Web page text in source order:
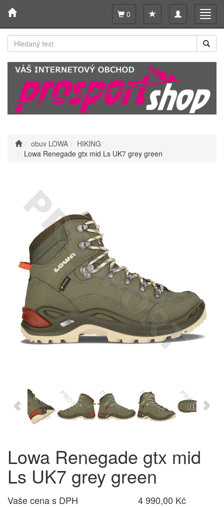
Toggle
navigation
0
obuv LOWA
HIKING
Lowa Renegade gtx mid Ls UK7 grey green
Lowa Renegade gtx mid
Ls UK7 grey green
Vaše cena s DPH
4 990,00 Kč